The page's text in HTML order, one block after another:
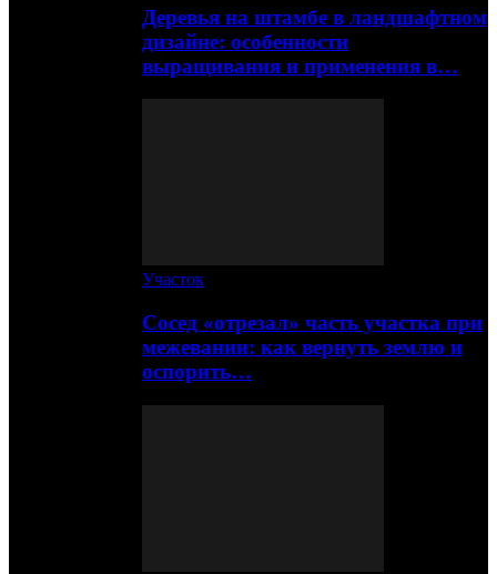
Деревья на штамбе в ландшафтном
дизайне: особенности
выращивания и применения в…
Участок
Сосед «отрезал» часть участка при
межевании: как вернуть землю и
оспорить…